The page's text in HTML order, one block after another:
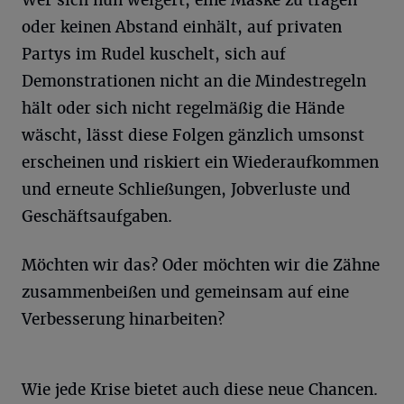
oder keinen Abstand einhält, auf privaten
Partys im Rudel kuschelt, sich auf
Demonstrationen nicht an die Mindestregeln
hält oder sich nicht regelmäßig die Hände
wäscht, lässt diese Folgen gänzlich umsonst
erscheinen und riskiert ein Wiederaufkommen
und erneute Schließungen, Jobverluste und
Geschäftsaufgaben.
Möchten wir das? Oder möchten wir die Zähne
zusammenbeißen und gemeinsam auf eine
Verbesserung hinarbeiten?
Wie jede Krise bietet auch diese neue Chancen.